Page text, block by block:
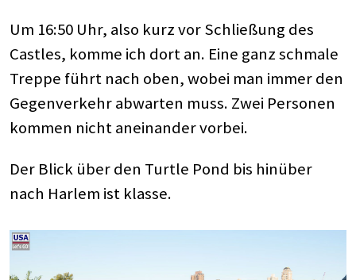
Um 16:50 Uhr, also kurz vor Schließung des
Castles, komme ich dort an. Eine ganz schmale
Treppe führt nach oben, wobei man immer den
Gegenverkehr abwarten muss. Zwei Personen
kommen nicht aneinander vorbei.
Der Blick über den Turtle Pond bis hinüber
nach Harlem ist klasse.